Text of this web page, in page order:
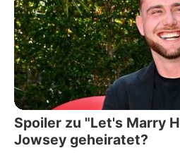
Spoiler zu "Let's Marry
Jowsey geheiratet?